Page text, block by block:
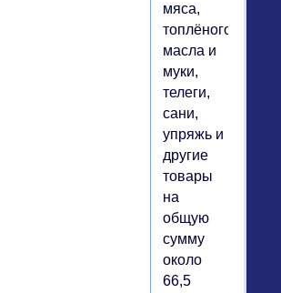
мяса,
топлёного
масла и
муки,
телеги,
сани,
упряжь и
другие
товары
на
общую
сумму
около
66,5